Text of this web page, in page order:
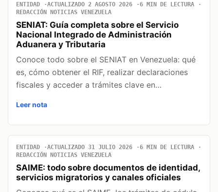
ENTIDAD ACTUALIZADO 2 AGOSTO 2026
6 MIN DE LECTURA
REDACCIÓN NOTICIAS VENEZUELA
SENIAT: Guía completa sobre el Servicio
Nacional Integrado de Administración
Aduanera y Tributaria
Conoce todo sobre el SENIAT en Venezuela: qué
es, cómo obtener el RIF, realizar declaraciones
fiscales y acceder a trámites clave en…
Leer nota
ENTIDAD ACTUALIZADO 31 JULIO 2026
6 MIN DE LECTURA
REDACCIÓN NOTICIAS VENEZUELA
SAIME: todo sobre documentos de identidad,
servicios migratorios y canales oficiales